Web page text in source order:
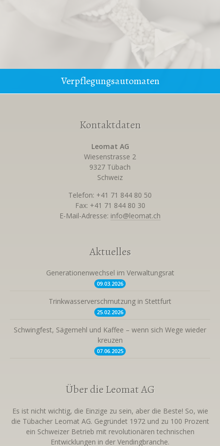
Verpflegungsautomaten
Kontaktdaten
Leomat AG
Wiesenstrasse 2
9327 Tübach
Schweiz
Telefon: +41 71 844 80 50
Fax: +41 71 844 80 30
E-Mail-Adresse: info@leomat.ch
Aktuelles
Generationenwechsel im Verwaltungsrat
09.03. 2026
Trinkwasserverschmutzung in Stettfurt
25.02. 2026
Schwingfest, Sägemehl und Kaffee – wenn sich Wege wieder
kreuzen
07.06. 2025
Über die Leomat AG
Es ist nicht wichtig, die Einzige zu sein, aber die Beste! So, wie
die Tübacher Leomat AG. Gegründet 1972 und zu 100 Prozent
ein Schweizer Betrieb mit revolutionären technischen
Entwicklungen in der Vendingbranche.